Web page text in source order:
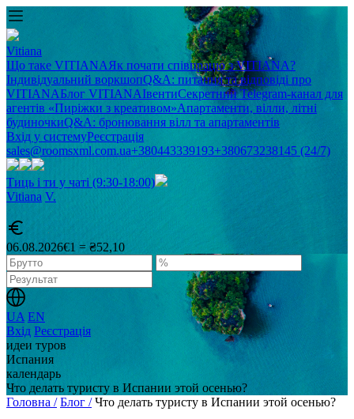
Vitiana
Що таке VITIANAЯк почати співпрацю з VITIANA?
Індивідуальний воркшопQ&A: питання та відповіді про
VITIANAБлог VITIANAІвентиСекретний Telegram-канал для
агентів «Пиріжки з креативом»Апартаменти, вілли, літні
будиночкиQ&A: бронювання вілл та апартаментів
Вхід у системуРеєстрація
sales@roomsxml.com.ua+380443339193+380673238145 (24/7)
Тиць і ти у чаті (9:30-18:00)
Vitiana V.
06.08.2026€1 = ₴52,10
UA EN
Вхід Реєстрація
идеи туров
Испания
календарь
Что делать туристу в Испании этой осенью?
Головна / Блог / Что делать туристу в Испании этой осенью?